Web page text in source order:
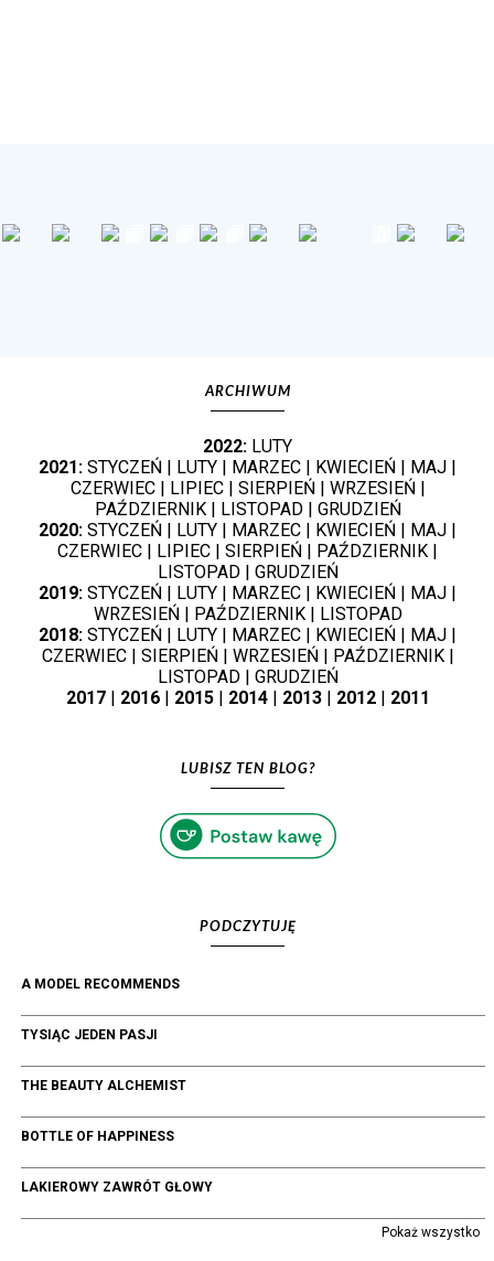
ARCHIWUM
2022: LUTY
2021: STYCZEŃ | LUTY | MARZEC | KWIECIEŃ | MAJ |
CZERWIEC| LIPIEC| SIERPIEŃ | WRZESIEŃ |
PAŹDZIERNIK| LISTOPAD| GRUDZIEŃ
2020: STYCZEŃ | LUTY | MARZEC | KWIECIEŃ | MAJ |
CZERWIEC | LIPIEC | SIERPIEŃ | PAŹDZIERNIK |
LISTOPAD| GRUDZIEŃ
2019: STYCZEŃ | LUTY | MARZEC | KWIECIEŃ | MAJ |
WRZESIEŃ | PAŹDZIERNIK| LISTOPAD
2018: STYCZEŃ | LUTY | MARZEC | KWIECIEŃ | MAJ |
CZERWIEC| SIERPIEŃ | WRZESIEŃ | PAŹDZIERNIK|
LISTOPAD| GRUDZIEŃ
2017| 2016| 2015| 2014| 2013| 2012| 2011
LUBISZ TEN BLOG?
PODCZYTUJĘ
A MODEL RECOMMENDS
TYSIĄC JEDEN PASJI
THE BEAUTY ALCHEMIST
BOTTLE OF HAPPINESS
LAKIEROWY ZAWRÓT GŁOWY
Pokaż wszystko